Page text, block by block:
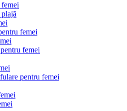
femei
femei
pentru femei